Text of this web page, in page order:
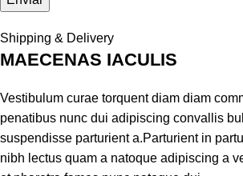
Shipping & Delivery
MAECENAS IACULIS
Vestibulum curae torquent diam diam
penatibus nunc dui adipiscing convallis
suspendisse parturient a.Parturient in
nibh lectus quam a natoque adipiscing a